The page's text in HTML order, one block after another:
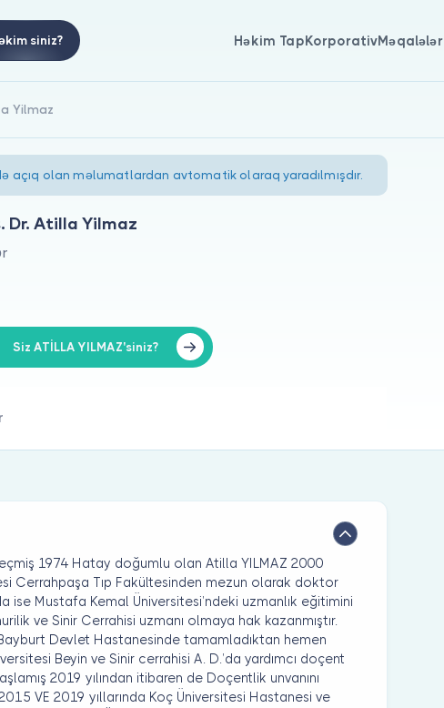
siniz? Həkim TapKorporativMəqalələr
Yilmaz
açıq olan məlumatlardan avtomatik olaraq yaradılmışdır.
Dr. Atilla Yilmaz
Siz ATİLLA YILMAZ'siniz?
1974 Hatay doğumlu olan Atilla YILMAZ 2000
Cerrahpaşa Tıp Fakültesinden mezun olarak doktor
ise Mustafa Kemal Üniversitesi’ndeki uzmanlık eğitimini
ve Sinir Cerrahisi uzmanı olmaya hak kazanmıştır.
Devlet Hastanesinde tamamladıktan hemen
Beyin ve Sinir cerrahisi A. D.’da yardımcı doçent
2019 yılından itibaren de Doçentlik unvanını
VE 2019 yıllarında Koç Üniversitesi Hastanesi ve